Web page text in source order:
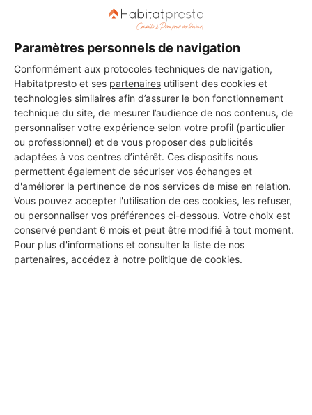
Paramètres personnels de navigation
Conformément aux protocoles techniques de navigation,
Habitatpresto et ses partenaires utilisent des cookies et
technologies similaires afin d’assurer le bon fonctionnement
technique du site, de mesurer l’audience de nos contenus, de
personnaliser votre expérience selon votre profil (particulier
ou professionnel) et de vous proposer des publicités
adaptées à vos centres d’intérêt. Ces dispositifs nous
permettent également de sécuriser vos échanges et
d'améliorer la pertinence de nos services de mise en relation.
Vous pouvez accepter l'utilisation de ces cookies, les refuser,
ou personnaliser vos préférences ci-dessous. Votre choix est
conservé pendant 6 mois et peut être modifié à tout moment.
Pour plus d'informations et consulter la liste de nos
partenaires, accédez à notre politique de cookies.
DEMANDER UN DEVIS